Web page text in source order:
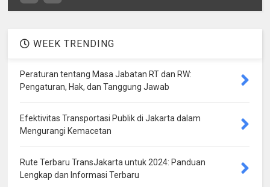
WEEK TRENDING
Peraturan tentang Masa Jabatan RT dan RW:
Pengaturan, Hak, dan Tanggung Jawab
Efektivitas Transportasi Publik di Jakarta dalam
Mengurangi Kemacetan
Rute Terbaru TransJakarta untuk 2024: Panduan
Lengkap dan Informasi Terbaru